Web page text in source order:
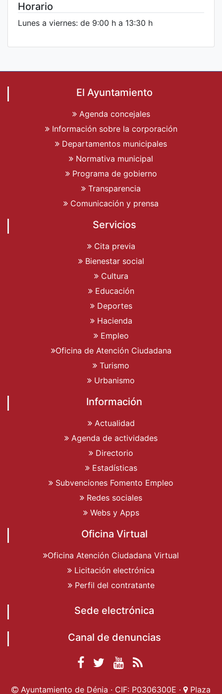
Horario
Lunes a viernes: de 9:00 h a 13:30 h
El Ayuntamiento
Agenda concejales
Información sobre la corporación
Departamentos municipales
Normativa municipal
Programa de gobierno
Transparencia
Comunicación y prensa
Servicios
Cita previa
Bienestar social
Cultura
Educación
Deportes
Hacienda
Empleo
Oficina de Atención Ciudadana
Turismo
Urbanismo
Información
Actualidad
Agenda de actividades
Directorio
Estadísticas
Subvenciones Fomento Empleo
Redes sociales
Webs y Apps
Oficina Virtual
Oficina Atención Ciudadana Virtual
Licitación electrónica
Perfil del contratante
Sede electrónica
Canal de denuncias
Facebook
Ayuntamiento de
Ayuntamiento de
Ayuntamiento
Actualidad
Ayuntamiento de Dénia · CIF: P0306300E · Plaza